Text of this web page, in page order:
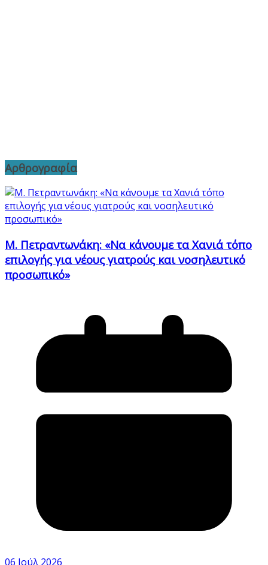
Αρθρογραφία
Μ. Πετραντωνάκη: «Να κάνουμε τα Χανιά τόπο
επιλογής για νέους γιατρούς και νοσηλευτικό
προσωπικό»
06 Ιούλ 2026